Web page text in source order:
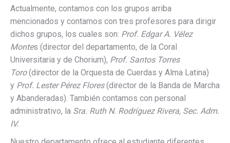
Actualmente, contamos con los grupos arriba
mencionados y contamos con tres profesores para dirigir
dichos grupos, los cuales son: Prof. Edgar A. Vélez
Montes (director del departamento, de la Coral
Universitaria y de Chorium), Prof. Santos Torres
Toro(director de la Orquesta de Cuerdas y Alma Latina)
y Prof. Lester Pérez Flores(director de la Banda de Marcha
y Abanderadas). También contamos con personal
administrativo, la Sra. Ruth N. Rodríguez Rivera, Sec. Adm.
IV.